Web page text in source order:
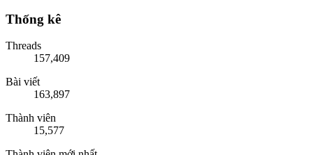
Thống kê
Threads
157,409
Bài viết
163,897
Thành viên
15,577